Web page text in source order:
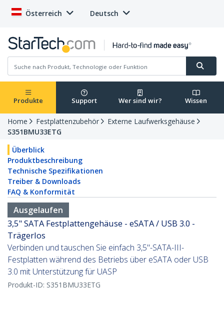
Österreich Deutsch
Produkte Support Wer sind wir? Wissen
Home Festplattenzubehör
Externe Laufwerksgehäuse
S351BMU33ETG
Überblick
Produktbeschreibung
Technische Spezifikationen
Treiber & Downloads
FAQ & Konformität
Ausgelaufen
3,5" SATA Festplattengehäuse - eSATA / USB 3.0 -
Trägerlos
Verbinden und tauschen Sie einfach 3,5"-SATA-III-
Festplatten während des Betriebs über eSATA oder USB
3.0 mit Unterstützung für UASP
Produkt-ID: S351BMU33ETG